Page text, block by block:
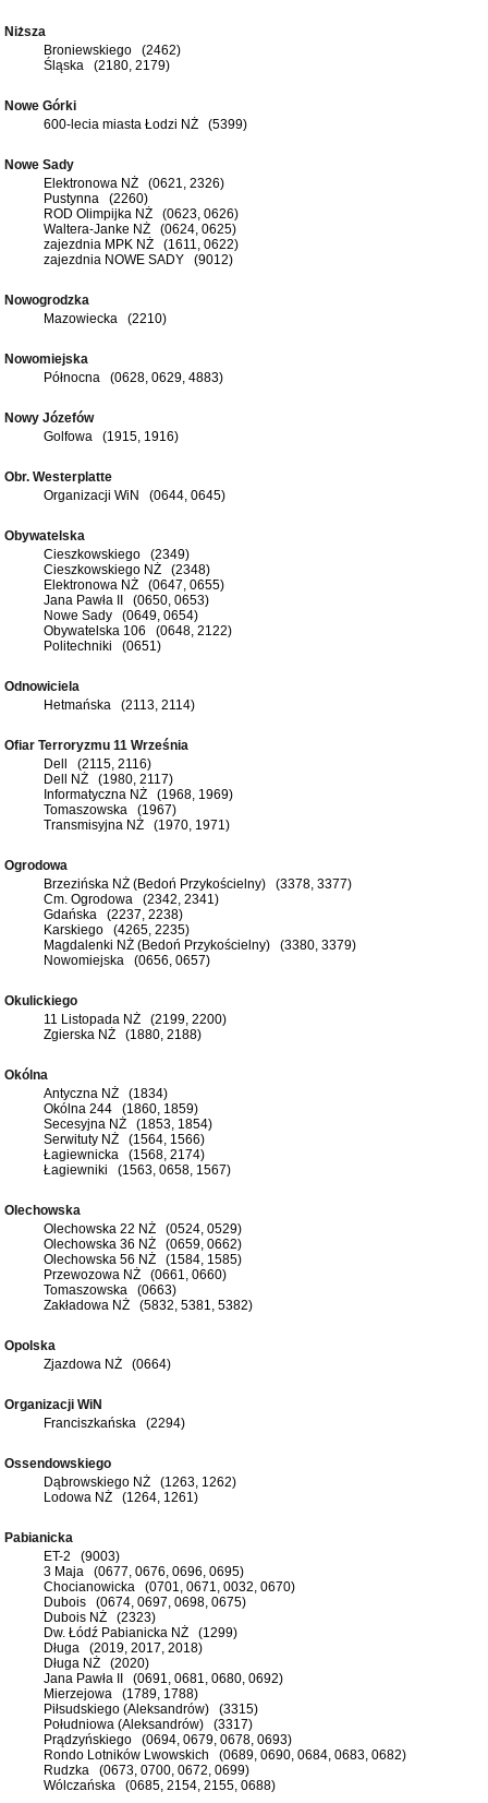
Niższa
Broniewskiego (2462)
Śląska (2180, 2179)
Nowe Górki
600-lecia miasta Łodzi NŻ (5399)
Nowe Sady
Elektronowa NŻ (0621, 2326)
Pustynna (2260)
ROD Olimpijka NŻ (0623, 0626)
Waltera-Janke NŻ (0624, 0625)
zajezdnia MPK NŻ (1611, 0622)
zajezdnia NOWE SADY (9012)
Nowogrodzka
Mazowiecka (2210)
Nowomiejska
Północna (0628, 0629, 4883)
Nowy Józefów
Golfowa (1915, 1916)
Obr. Westerplatte
Organizacji WiN (0644, 0645)
Obywatelska
Cieszkowskiego (2349)
Cieszkowskiego NŻ (2348)
Elektronowa NŻ (0647, 0655)
Jana Pawła II (0650, 0653)
Nowe Sady (0649, 0654)
Obywatelska 106 (0648, 2122)
Politechniki (0651)
Odnowiciela
Hetmańska (2113, 2114)
Ofiar Terroryzmu 11 Września
Dell (2115, 2116)
Dell NŻ (1980, 2117)
Informatyczna NŻ (1968, 1969)
Tomaszowska (1967)
Transmisyjna NŻ (1970, 1971)
Ogrodowa
Brzezińska NŻ (Bedoń Przykościelny) (3378, 3377)
Cm. Ogrodowa (2342, 2341)
Gdańska (2237, 2238)
Karskiego (4265, 2235)
Magdalenki NŻ (Bedoń Przykościelny) (3380, 3379)
Nowomiejska (0656, 0657)
Okulickiego
11 Listopada NŻ (2199, 2200)
Zgierska NŻ (1880, 2188)
Okólna
Antyczna NŻ (1834)
Okólna 244 (1860, 1859)
Secesyjna NŻ (1853, 1854)
Serwituty NŻ (1564, 1566)
Łagiewnicka (1568, 2174)
Łagiewniki (1563, 0658, 1567)
Olechowska
Olechowska 22 NŻ (0524, 0529)
Olechowska 36 NŻ (0659, 0662)
Olechowska 56 NŻ (1584, 1585)
Przewozowa NŻ (0661, 0660)
Tomaszowska (0663)
Zakładowa NŻ (5832, 5381, 5382)
Opolska
Zjazdowa NŻ (0664)
Organizacji WiN
Franciszkańska (2294)
Ossendowskiego
Dąbrowskiego NŻ (1263, 1262)
Lodowa NŻ (1264, 1261)
Pabianicka
ET-2 (9003)
3 Maja (0677, 0676, 0696, 0695)
Chocianowicka (0701, 0671, 0032, 0670)
Dubois (0674, 0697, 0698, 0675)
Dubois NŻ (2323)
Dw. Łódź Pabianicka NŻ (1299)
Długa (2019, 2017, 2018)
Długa NŻ (2020)
Jana Pawła II (0691, 0681, 0680, 0692)
Mierzejowa (1789, 1788)
Piłsudskiego (Aleksandrów) (3315)
Południowa (Aleksandrów) (3317)
Prądzyńskiego (0694, 0679, 0678, 0693)
Rondo Lotników Lwowskich (0689, 0690, 0684, 0683, 0682)
Rudzka (0673, 0700, 0672, 0699)
Wólczańska (0685, 2154, 2155, 0688)